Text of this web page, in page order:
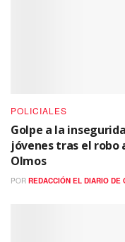
POLICIALES
Golpe a la
jóvenes tras el robo
Olmos
POR REDACCIÓN EL DIARIO DE